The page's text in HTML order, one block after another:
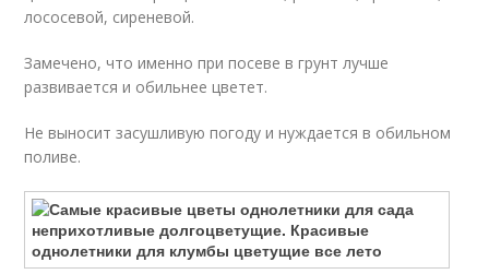
лососевой, сиреневой.
Замечено, что именно при посеве в грунт лучше
развивается и обильнее цветет.
Не выносит засушливую погоду и нуждается в обильном
поливе.